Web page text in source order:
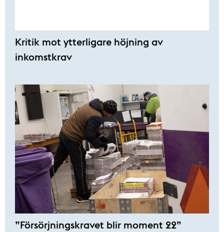
Kritik mot ytterligare höjning av
inkomstkrav
”Försörjningskravet blir moment 22”